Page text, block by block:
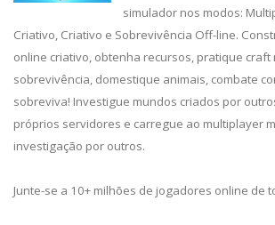
simulador nos modos:
Criativo, Criativo e Sobrevivência Off-line.
online criativo, obtenha recursos, pratique craft
sobrevivência, domestique animais, combate
sobreviva! Investigue mundos criados por
próprios servidores e carregue ao multiplayer
investigação por outros.
Junte-se a 10+ milhões de jogadores online de